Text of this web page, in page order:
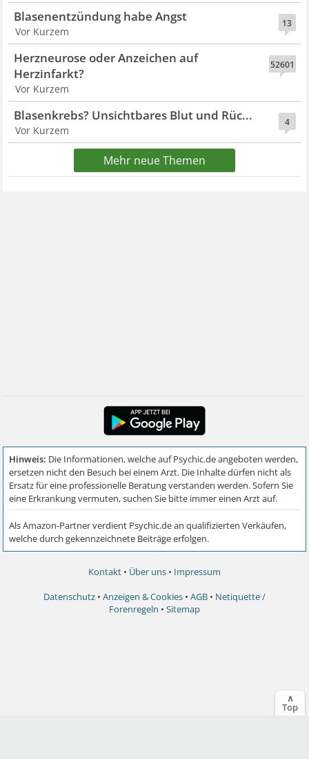
13
Blasenentzündung habe Angst
Vor Kurzem
52601
Herzneurose oder Anzeichen auf
Herzinfarkt?
Vor Kurzem
4
Blasenkrebs? Unsichtbares Blut und Rüc...
Vor Kurzem
Mehr neue Themen
Kontakt • Über uns • Impressum
Datenschutz • Anzeigen & Cookies • AGB • Netiquette /
Forenregeln • Sitemap
∧
Top